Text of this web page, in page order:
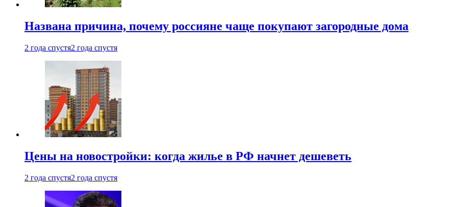
Названа причина, почему россияне чаще покупают загородные дома
2 года спустя2 года спустя
Цены на новостройки: когда жилье в РФ начнет дешеветь
2 года спустя2 года спустя